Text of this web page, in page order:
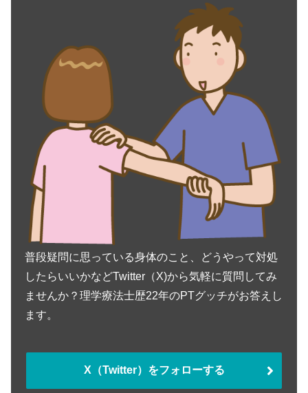
普段疑問に思っている身体のこと、どうやって対処
したらいいかなどTwitter（X)から気軽に質問してみ
ませんか？理学療法士歴22年のPTグッチがお答えし
ます。
X（Twitter）をフォローする